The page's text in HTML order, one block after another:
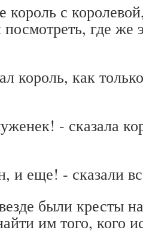
король с
где же
король, как
- сказала
и еще! - сказали
были кресты
им того, кого